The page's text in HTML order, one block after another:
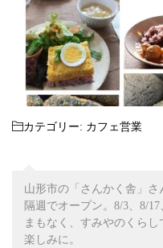
カテゴリー: カフェ営業
山形市の「さんかく舎」さ
隔週でオープン。8/3、8/
まもなく、すみやのくら
楽しみに。